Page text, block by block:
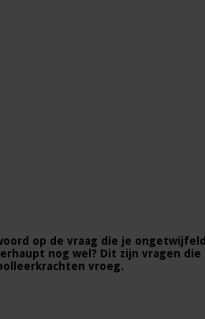
op de vraag die je
nog wel? Dit zijn vragen
vroeg.